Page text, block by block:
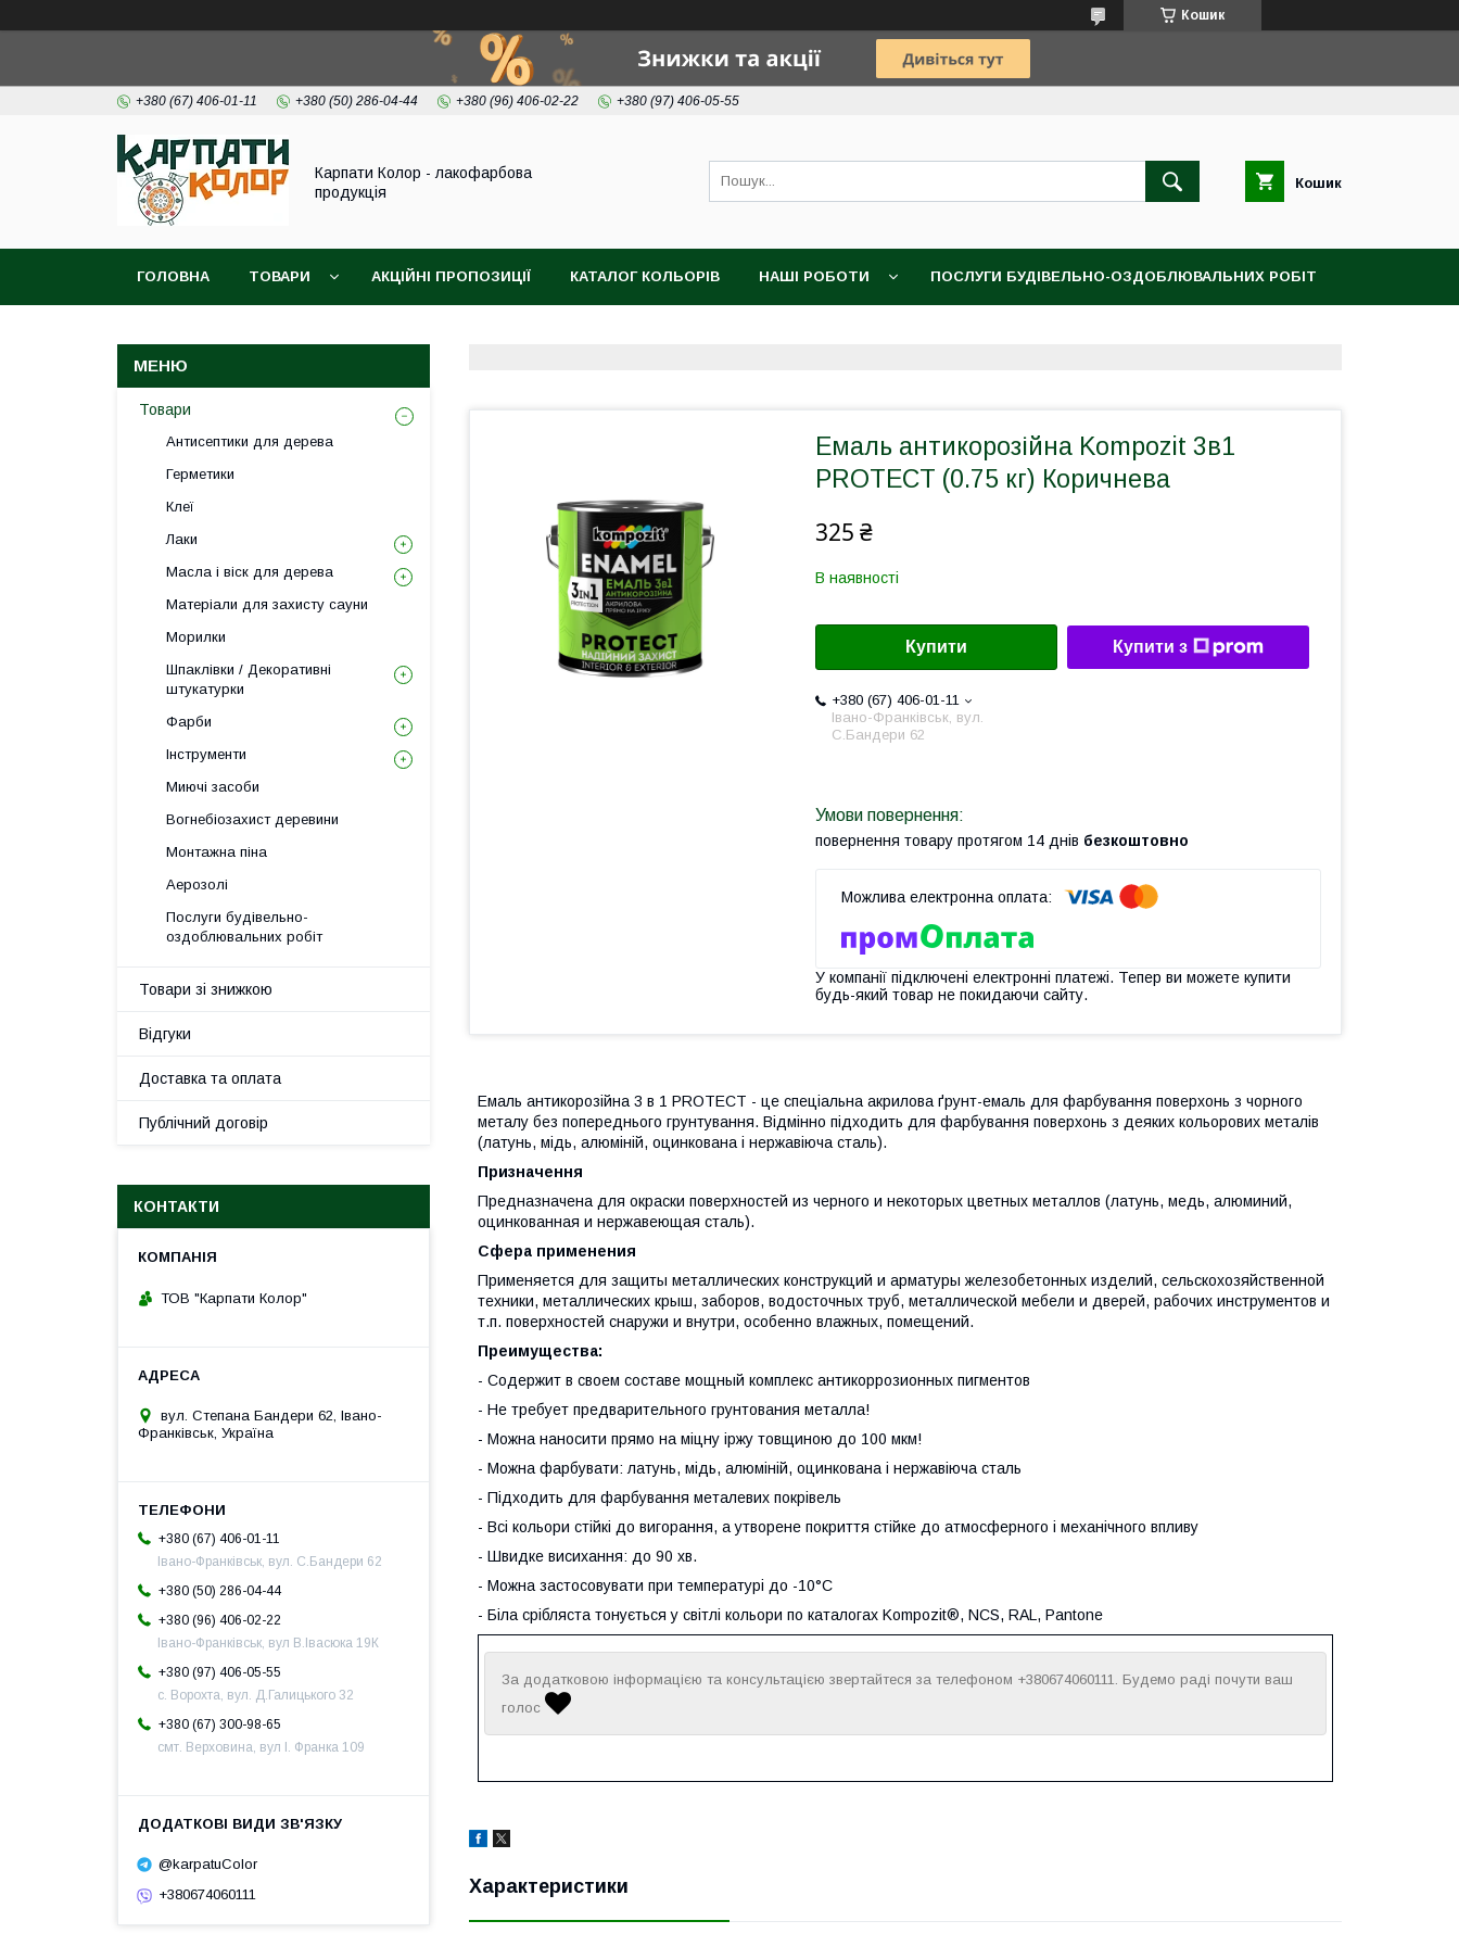
Кошик
+380 (67) 406-01-11 +380 (50) 286-04-44 +380 (96) 406-02-22 +380 (97) 406-05-55
Карпати Колор - лакофарбова
продукція
Кошик
ГОЛОВНА ТОВАРИ АКЦІЙНІ ПРОПОЗИЦІЇ КАТАЛОГ КОЛЬОРІВ НАШІ РОБОТИ ПОСЛУГИ БУДІВЕЛЬНО-ОЗДОБЛЮВАЛЬНИХ РОБІТ
Емаль антикорозійна Kompozit 3в1
PROTECT (0.75 кг) Коричнева
325 ₴
В наявності
Купити Купити з
+380 (67) 406-01-11
Івано-Франківськ, вул.
С.Бандери 62
повернення товару протягом 14 днів безкоштовно
У компанії підключені електронні платежі. Тепер ви можете купити
будь-який товар не покидаючи сайту.
Емаль антикорозійна 3 в 1 PROTECT - це спеціальна акрилова ґрунт-емаль для фарбування поверхонь з чорного
металу без попереднього грунтування. Відмінно підходить для фарбування поверхонь з деяких кольорових металів
(латунь, мідь, алюміній, оцинкована і нержавіюча сталь).
Призначення
Предназначена для окраски поверхностей из черного и некоторых цветных металлов (латунь, медь, алюминий,
оцинкованная и нержавеющая сталь).
Сфера применения
Применяется для защиты металлических конструкций и арматуры железобетонных изделий, сельскохозяйственной
техники, металлических крыш, заборов, водосточных труб, металлической мебели и дверей, рабочих инструментов и
т.п. поверхностей снаружи и внутри, особенно влажных, помещений.
Преимущества:
- Содержит в своем составе мощный комплекс антикоррозионных пигментов
- Не требует предварительного грунтования металла!
- Можна наносити прямо на міцну іржу товщиною до 100 мкм!
- Можна фарбувати: латунь, мідь, алюміній, оцинкована і нержавіюча сталь
- Підходить для фарбування металевих покрівель
- Всі кольори стійкі до вигорання, а утворене покриття стійке до атмосферного і механічного впливу
- Швидке висихання: до 90 хв.
- Можна застосовувати при температурі до -10°С
- Біла срібляста тонується у світлі кольори по каталогах Kompozit®, NCS, RAL, Pantone
За додатковою інформацією та консультацією звертайтеся за телефоном +380674060111. Будемо раді почути ваш
голос
Характеристики
Товари
Антисептики для дерева
Герметики
Клеї
Лаки
Масла і віск для дерева
Матеріали для захисту сауни
Морилки
Шпаклівки / Декоративні
штукатурки
Фарби
Інструменти
Миючі засоби
Вогнебіозахист деревини
Монтажна піна
Аерозолі
Послуги будівельно-
оздоблювальних робіт
Товари зі знижкою
Відгуки
Доставка та оплата
Публічний договір
КОНТАКТИ
ТОВ "Карпати Колор"
вул. Степана Бандери 62, Івано-
Франківськ, Україна
+380 (67) 406-01-11
Івано-Франківськ, вул. С.Бандери 62
+380 (50) 286-04-44
+380 (96) 406-02-22
Івано-Франківськ, вул В.Івасюка 19К
+380 (97) 406-05-55
с. Ворохта, вул. Д.Галицького 32
+380 (67) 300-98-65
смт. Верховина, вул І. Франка 109
@karpatuColor
+380674060111